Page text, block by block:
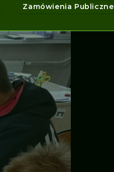
Zamówienia Publiczne